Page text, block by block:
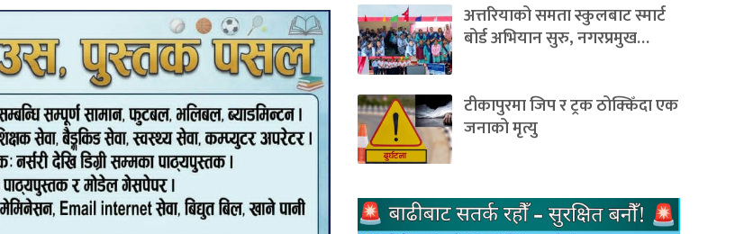
अत्तरियाको समता स्कुलबाट स्मार्ट
बोर्ड अभियान सुरु, नगरप्रमुख…
टीकापुरमा जिप र ट्रक ठोक्किँदा एक
जनाको मृत्यु